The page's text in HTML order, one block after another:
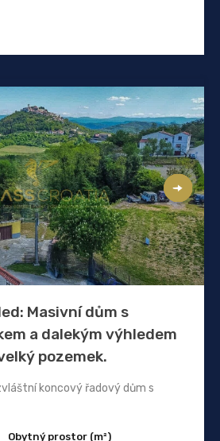
Masivní dům s
a dalekým výhledem
pozemek.
koncový řadový dům s
Obytný prostor (m²)